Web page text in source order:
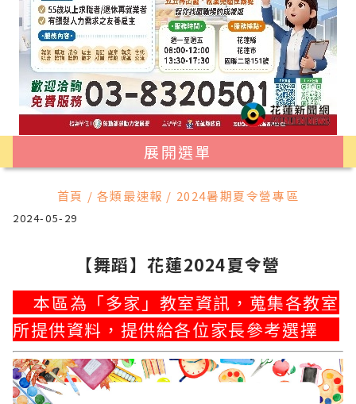
展開選單
首頁 / 各類最速報 / 2024暑期夏令營專區
2024-05-29
【舞蹈】花蓮2024夏令營
本區為「多家」教室資訊，蒐集各教室
所提供資料，提供給各位家長參考選擇